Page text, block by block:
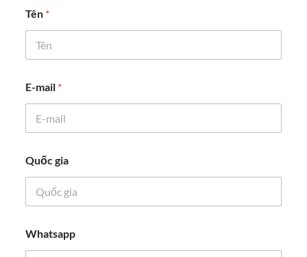
Tên *
E-mail *
Quốc gia
ê
n
Whatsapp